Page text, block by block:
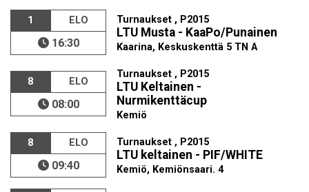
1 ELO
16:30
Turnaukset , P2015
LTU Musta - KaaPo/Punainen
Kaarina, Keskuskenttä 5 TN A
8 ELO
08:00
Turnaukset , P2015
LTU Keltainen -
Nurmikenttäcup
Kemiö
8 ELO
09:40
Turnaukset , P2015
LTU keltainen - PIF/WHITE
Kemiö, Kemiönsaari. 4